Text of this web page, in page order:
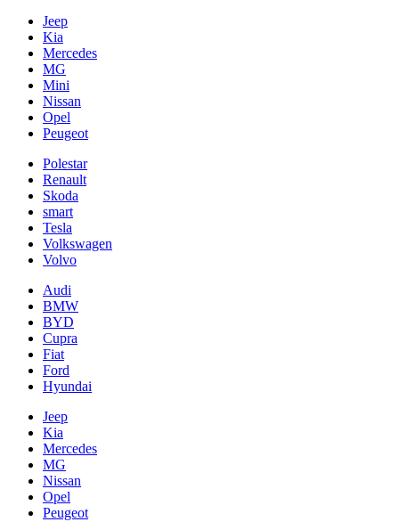
Jeep
Kia
Mercedes
MG
Mini
Nissan
Opel
Peugeot
Polestar
Renault
Skoda
smart
Tesla
Volkswagen
Volvo
Audi
BMW
BYD
Cupra
Fiat
Ford
Hyundai
Jeep
Kia
Mercedes
MG
Nissan
Opel
Peugeot